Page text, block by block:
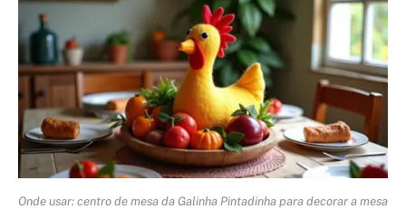
Onde usar: centro de mesa da Galinha Pintadinha para decorar a mesa